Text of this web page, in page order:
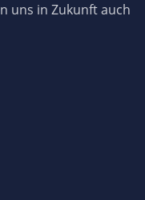
uns in Zukunft auch